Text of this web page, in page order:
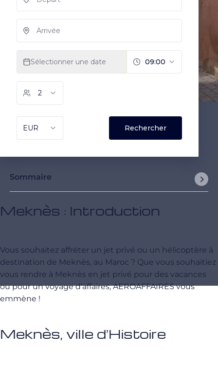
Sommaire
Meknès : Introduction
Vous souhaitez affréter un jet privé ou un hélicoptère à
destination de Meknès, au Maroc ? Que vous souhaitiez
vous rendre à Meknès en jet privé pour des vacances
ou pour un voyage d’affaires, AEROAFFAIRES vous
emmène !
Meknès, ville d’Histoire